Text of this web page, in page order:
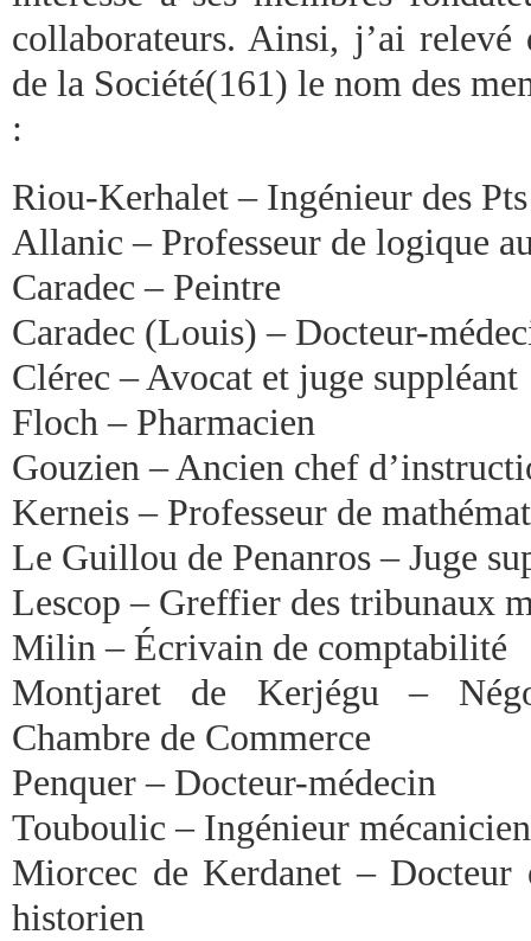
collaborateurs. Ainsi, j’ai
de la Société(161) le nom des
:
Riou-Kerhalet – Ingénieur des Pts
Allanic – Professeur de logique
Caradec – Peintre
Caradec (Louis) – Docteur-
Clérec – Avocat et juge suppléant
Floch – Pharmacien
Gouzien – Ancien chef
Kerneis – Professeur de
Le Guillou de Penanros – Juge
Lescop – Greffier des tribunaux
Milin – Écrivain de comptabilité
Montjaret de Kerjégu –
Chambre de Commerce
Penquer – Docteur-médecin
Touboulic – Ingénieur mécanicien
Miorcec de Kerdanet – Docteur
historien